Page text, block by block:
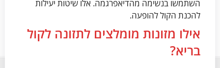
השתמשו בנשימה מהדיאפרגמה. אלו שיטות יעילות
להכנת הקול להופעה.
אילו מזונות מומלצים לתזונה לקול
בריא?